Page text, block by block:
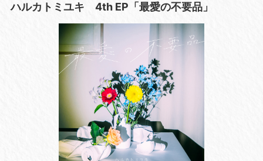
ハルカトミユキ 4th EP「最愛の不要品」